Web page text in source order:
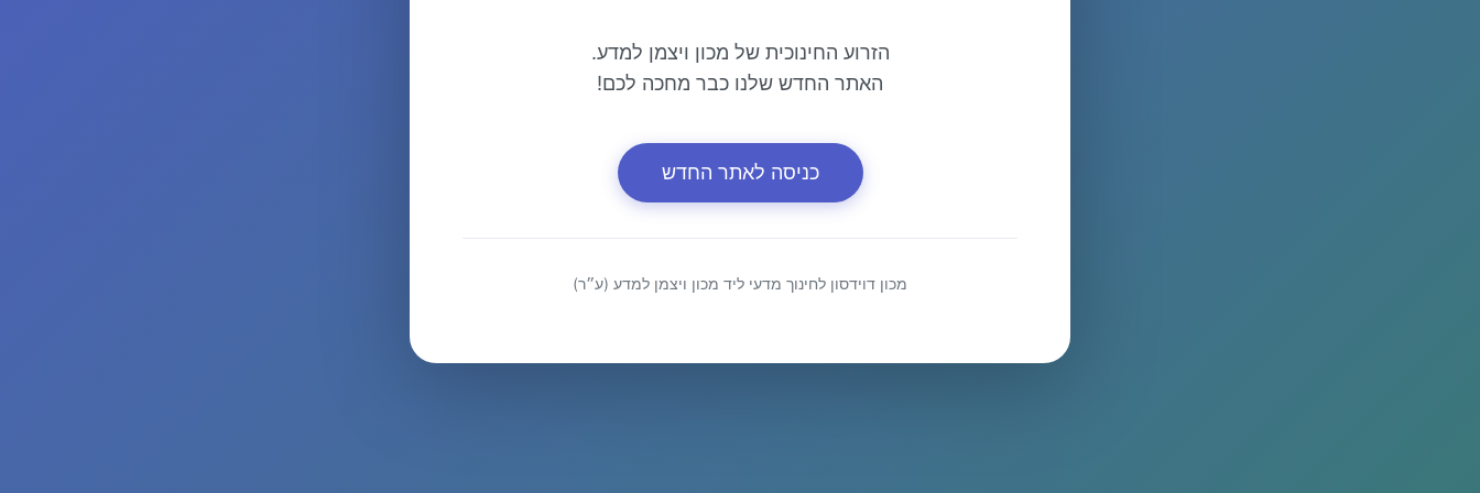
הזרוע החינוכית של מכון ויצמן למדע.
האתר החדש שלנו כבר מחכה לכם!
כניסה לאתר החדש
מכון דוידסון לחינוך מדעי ליד מכון ויצמן למדע (ע״ר)